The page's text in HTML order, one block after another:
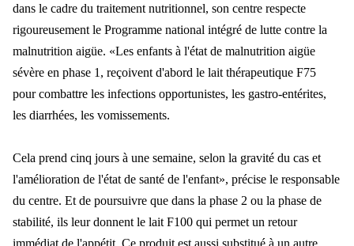
dans le cadre du traitement nutritionnel, son centre respecte
rigoureusement le Programme national intégré de lutte contre la
malnutrition aigüe. «Les enfants à l'état de malnutrition aigüe
sévère en phase 1, reçoivent d'abord le lait thérapeutique F75
pour combattre les infections opportunistes, les gastro-entérites,
les diarrhées, les vomissements.
Cela prend cinq jours à une semaine, selon la gravité du cas et
l'amélioration de l'état de santé de l'enfant», précise le responsable
du centre. Et de poursuivre que dans la phase 2 ou la phase de
stabilité, ils leur donnent le lait F100 qui permet un retour
immédiat de l'appétit. Ce produit est aussi substitué à un autre